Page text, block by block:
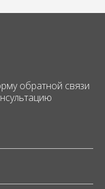
обратной связи